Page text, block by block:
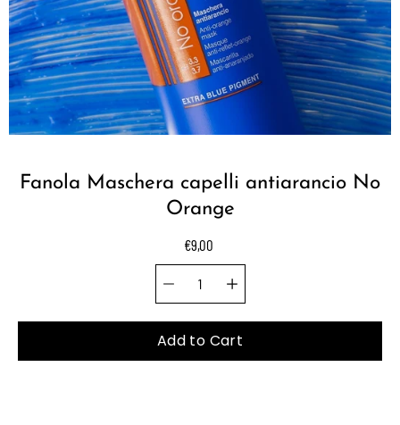
Fanola Maschera capelli antiarancio No
Orange
€9,00
Select
Quantity selector
Add to Cart